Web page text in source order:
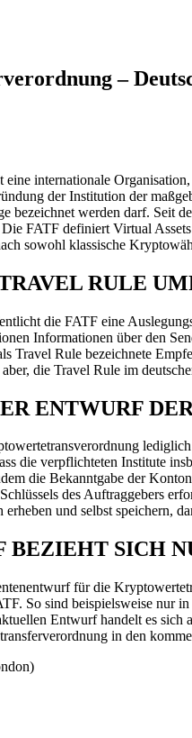
–
internationale
der Institution der
bezeichnet werden darf.
FATF definiert Virtual
sowohl klassische
RULE
die FATF eine
Informationen über den
Travel Rule bezeichnete
die Travel Rule im
ENTWURF
die verpflichteten Institute
die Bekanntgabe der
des Auftraggebers
und selbst speichern,
SICH
für die
So sind beispielsweise nur
Entwurf handelt es sich
in den